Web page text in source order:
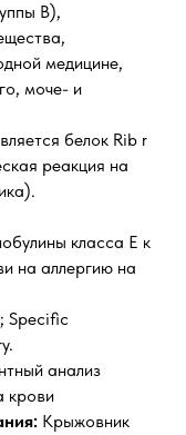
В),
медицине,
моче- и
белок Rib r
реакция на
класса Е к
на аллергию на
Specific
анализ
крови
Крыжовник